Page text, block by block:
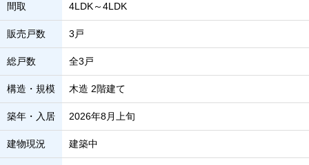
間取 4LDK～4LDK
販売戸数 3戸
総戸数 全3戸
構造・規模 木造 2階建て
築年・入居 2026年8月上旬
建物現況 建築中